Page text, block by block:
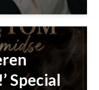
Special